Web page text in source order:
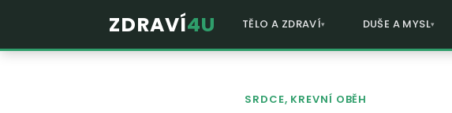
ZDRAVÍ4U TĚLO A ZDRAVÍ DUŠE A MYSL
SRDCE, KREVNÍ OBĚH